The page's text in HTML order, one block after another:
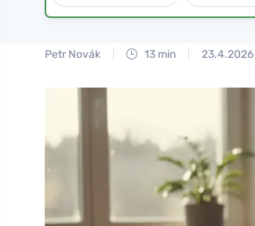
Petr Novák 13 min 23.4.2026